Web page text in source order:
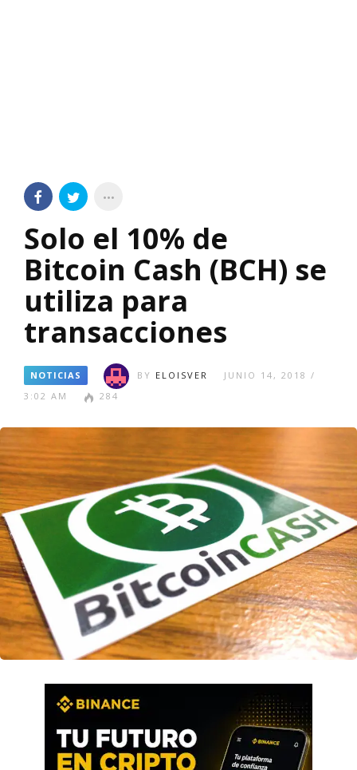
Solo el 10% de
Bitcoin Cash (BCH) se
utiliza para
transacciones
NOTICIAS BY ELOISVER
JUNIO 14, 2018 /
3:02 AM
284